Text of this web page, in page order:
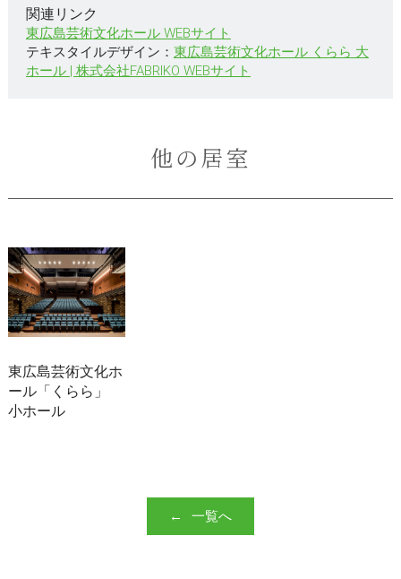
関連リンク
東広島芸術文化ホール WEBサイト
テキスタイルデザイン： 東広島芸術文化ホール くらら 大
ホール | 株式会社FABRIKO WEBサイト
他の居室
東広島芸術文化ホ
ール「くらら」
小ホール
一覧へ